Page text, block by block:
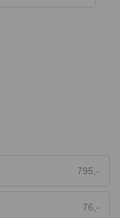
795,-
76,-